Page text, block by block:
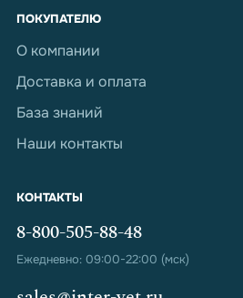
ПОКУПАТЕЛЮ
О компании
Доставка и оплата
База знаний
Наши контакты
КОНТАКТЫ
8-800-505-88-48
Ежедневно: 09:00-22:00 (мск)